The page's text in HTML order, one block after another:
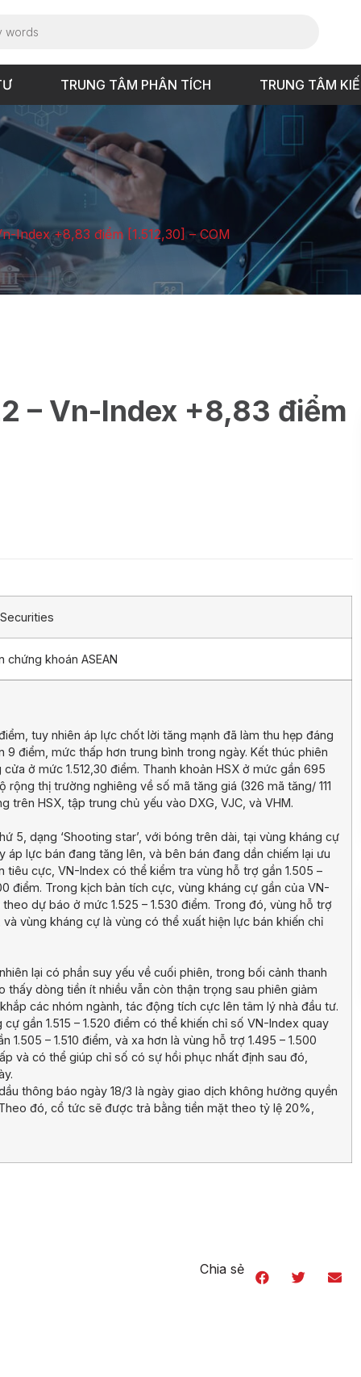
TRUNG TÂM PHÂN TÍCH TRUNG TÂM
Index +8,83 điểm [1.512,30] – COM
– Vn-Index +8,83 điểm
chứng khoán ASEAN
tuy nhiên áp lực chốt lời tăng mạnh đã làm thu hẹp đáng
điểm, mức thấp hơn trung bình trong ngày. Kết thúc phiên
ở mức 1.512,30 điểm. Thanh khoản HSX ở mức gần 695
thị trường nghiêng về số mã tăng giá (326 mã tăng/ 111
trên HSX, tập trung chủ yếu vào DXG, VJC, và VHM.
5, dạng ‘Shooting star’, với bóng trên dài, tại vùng kháng cự
áp lực bán đang tăng lên, và bên bán đang dần chiếm lại ưu
cực, VN-Index có thể kiểm tra vùng hỗ trợ gần 1.505 –
điểm. Trong kịch bản tích cực, vùng kháng cự gần của VN-
dự báo ở mức 1.525 – 1.530 điểm. Trong đó, vùng hỗ trợ
vùng kháng cự là vùng có thể xuất hiện lực bán khiến chỉ
lại có phần suy yếu về cuối phiên, trong bối cảnh thanh
dòng tiền ít nhiều vẫn còn thận trọng sau phiên giảm
các nhóm ngành, tác động tích cực lên tâm lý nhà đầu tư.
gần 1.515 – 1.520 điểm có thể khiến chỉ số VN-Index quay
– 1.510 điểm, và xa hơn là vùng hỗ trợ 1.495 – 1.500
và có thể giúp chỉ số có sự hồi phục nhất định sau đó,
thông báo ngày 18/3 là ngày giao dịch không hưởng quyền
đó, cổ tức sẽ được trả bằng tiền mặt theo tỷ lệ 20%,
Chia sẻ